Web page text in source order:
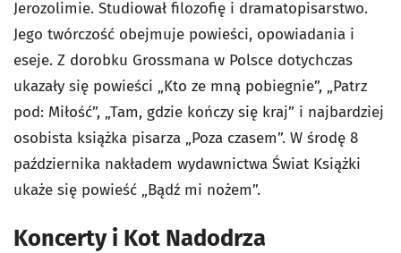
Jerozolimie. Studiował filozofię i dramatopisarstwo.
Jego twórczość obejmuje powieści, opowiadania i
eseje. Z dorobku Grossmana w Polsce dotychczas
ukazały się powieści „Kto ze mną pobiegnie”, „Patrz
pod: Miłość”, „Tam, gdzie kończy się kraj” i najbardziej
osobista książka pisarza „Poza czasem”. W środę 8
października nakładem wydawnictwa Świat Książki
ukaże się powieść „Bądź mi nożem”.
Koncerty i Kot Nadodrza